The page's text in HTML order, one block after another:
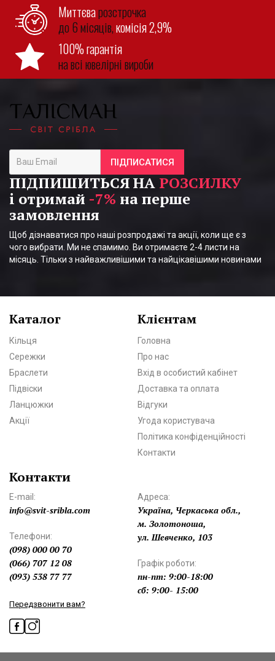
Миттєварозстрочка
до 6 місяців,комісія 2,9%
100% гарантія
на всі ювелірні вироби
ПІДПИСАТИСЯ
ПІДПИШИТЬСЯ НА РОЗСИЛКУ
і отримай -7% на перше
замовлення
Щоб дізнаватися про наші розпродажі та акції, коли ще є з
чого вибрати. Ми не спамимо. Ви отримаєте 2-4 листи на
місяць. Тільки з найважливішими та найцікавішими новинами
Каталог
Кільця
Сережки
Браслети
Підвіски
Ланцюжки
Акції
Клієнтам
Головна
Про нас
Вхід в особистий кабінет
Доставка та оплата
Відгуки
Угода користувача
Політика конфіденційності
Контакти
Контакти
E-mail:
info@svit-sribla.com
Телефони:
(098) 000 00 70
(066) 707 12 08
(093) 538 77 77
Передзвонити вам?
Адреса:
Україна, Черкаська обл.,
м. Золотоноша,
ул. Шевченко, 103
Графік роботи:
пн-пт: 9:00-18:00
сб: 9:00- 15:00